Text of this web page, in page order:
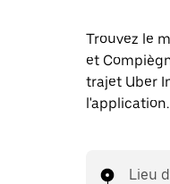
Trouvez le
et
trajet Uber
l'application.
Lieu